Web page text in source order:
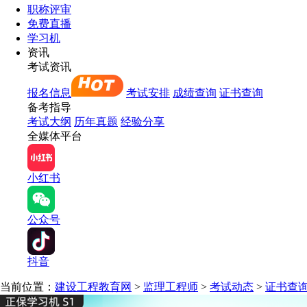
职称评审
免费直播
学习机
资讯
考试资讯
报名信息 考试安排 成绩查询 证书查询
备考指导
考试大纲 历年真题 经验分享
全媒体平台
小红书
公众号
抖音
当前位置： 建设工程教育网 > 监理工程师 > 考试动态 > 证书查